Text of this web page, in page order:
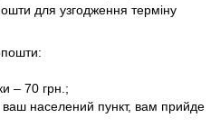
для узгодження терміну
– 70 грн.;
населений пункт, вам прийде